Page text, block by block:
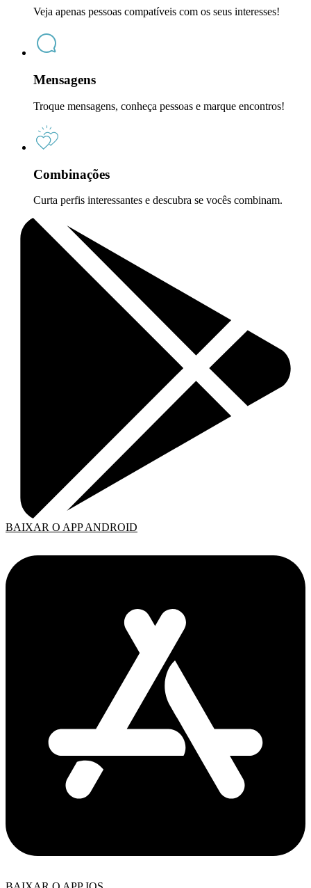
Veja apenas pessoas compatíveis com os seus interesses!
Mensagens
Troque mensagens, conheça pessoas e marque encontros!
Combinações
Curta perfis interessantes e descubra se vocês combinam.
BAIXAR O APP ANDROID